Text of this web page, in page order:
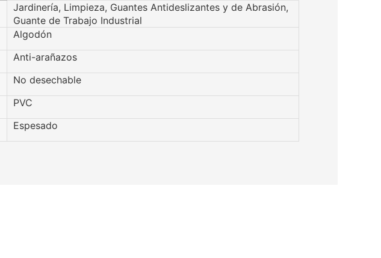
Jardinería, Limpieza, Guantes Antideslizantes y de Abrasión,
Guante de Trabajo Industrial
Algodón
Anti-arañazos
No desechable
PVC
Espesado